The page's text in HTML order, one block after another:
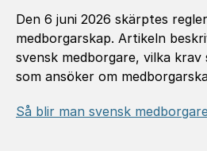
Den 6 juni 2026 skärptes
medborgarskap. Artikeln
svensk medborgare, vilka krav
som ansöker om
Så blir man svensk